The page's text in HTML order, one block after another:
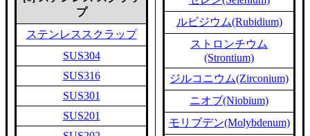
プ
ステンレススクラップ
SUS304
SUS316
SUS301
SUS201
ルビジウム(Rubidium)
ストロンチウム
(Strontium)
ジルコニウム(Zirconium)
ニオブ(Niobium)
モリブデン(Molybdenum)